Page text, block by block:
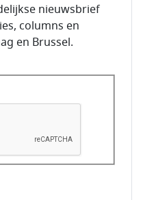
nieuwsbrief
columns en
en Brussel.
dat u een mens